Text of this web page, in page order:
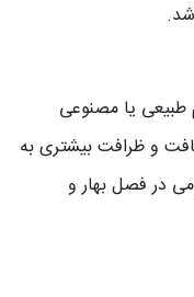
طبیعی یا مصنوعی
و ظرافت بیشتری به
در فصل بهار و